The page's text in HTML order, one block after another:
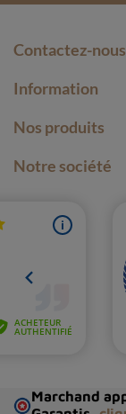
Contactez-nous
Information
Nos produits
Notre société
Marchand